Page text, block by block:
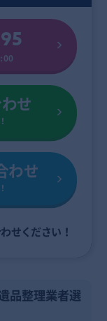
せ
わせ
せください！
品整理業者選